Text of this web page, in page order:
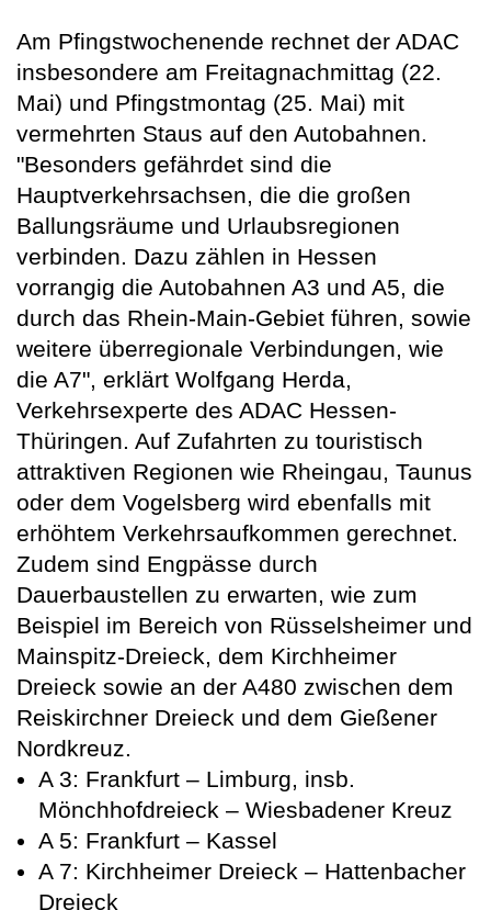
Am Pfingstwochenende rechnet der ADAC
insbesondere am Freitagnachmittag (22.
Mai) und Pfingstmontag (25. Mai) mit
vermehrten Staus auf den Autobahnen.
"Besonders gefährdet sind die
Hauptverkehrsachsen, die die großen
Ballungsräume und Urlaubsregionen
verbinden. Dazu zählen in Hessen
vorrangig die Autobahnen A3 und A5, die
durch das Rhein‑Main‑Gebiet führen, sowie
weitere überregionale Verbindungen, wie
die A7", erklärt Wolfgang Herda,
Verkehrsexperte des ADAC Hessen-
Thüringen. Auf Zufahrten zu touristisch
attraktiven Regionen wie Rheingau, Taunus
oder dem Vogelsberg wird ebenfalls mit
erhöhtem Verkehrsaufkommen gerechnet.
Zudem sind Engpässe durch
Dauerbaustellen zu erwarten, wie zum
Beispiel im Bereich von Rüsselsheimer und
Mainspitz-Dreieck, dem Kirchheimer
Dreieck sowie an der A480 zwischen dem
Reiskirchner Dreieck und dem Gießener
Nordkreuz.
A 3: Frankfurt – Limburg, insb.
Mönchhofdreieck – Wiesbadener Kreuz
A 5: Frankfurt – Kassel
A 7: Kirchheimer Dreieck – Hattenbacher
Dreieck